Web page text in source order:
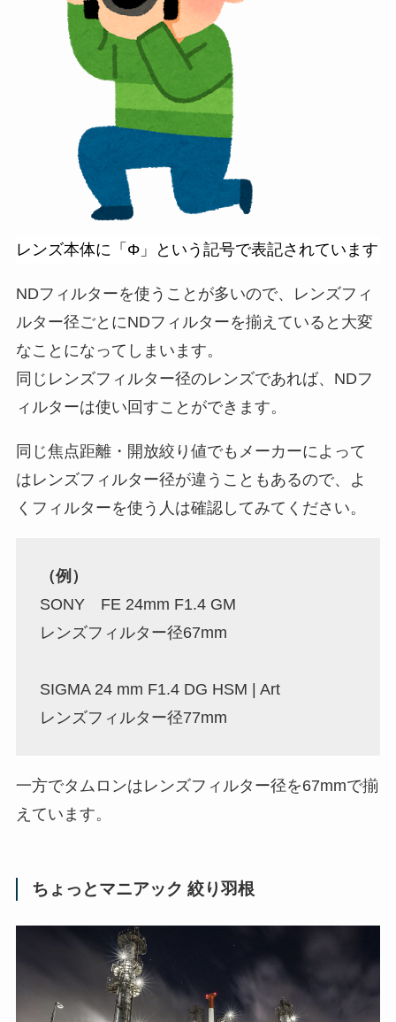
レンズ本体に「Φ」という記号で表記されています
NDフィルターを使うことが多いので、レンズフィ
ルター径ごとにNDフィルターを揃えていると大変
なことになってしまいます。
同じレンズフィルター径のレンズであれば、NDフ
ィルターは使い回すことができます。
同じ焦点距離・開放絞り値でもメーカーによって
はレンズフィルター径が違うこともあるので、よ
くフィルターを使う人は確認してみてください。
（例）
SONY FE 24mm F1.4 GM
レンズフィルター径67mm
SIGMA 24 mm F1.4 DG HSM | Art
レンズフィルター径77mm
一方でタムロンはレンズフィルター径を67mmで揃
えています。
ちょっとマニアック 絞り羽根